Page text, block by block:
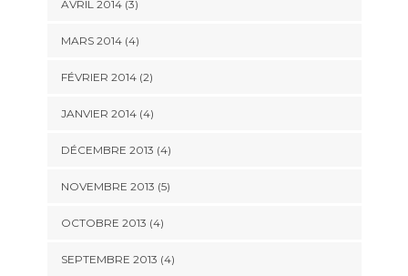
AVRIL 2014(3)
MARS 2014(4)
FÉVRIER 2014(2)
JANVIER 2014(4)
DÉCEMBRE 2013 (4)
NOVEMBRE 2013 (5)
OCTOBRE 2013 (4)
SEPTEMBRE 2013 (4)